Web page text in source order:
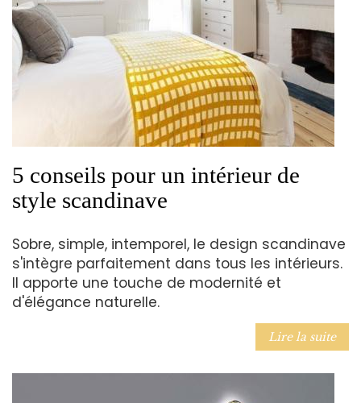
5 conseils pour un intérieur de
style scandinave
Sobre, simple, intemporel, le design scandinave
s'intègre parfaitement dans tous les intérieurs.
Il apporte une touche de modernité et
d'élégance naturelle.
Lire la suite